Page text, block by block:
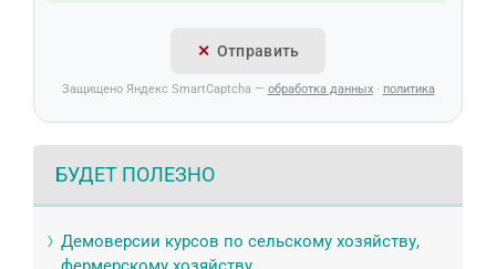
Отправить
Защищено Яндекс SmartCaptcha — обработка данных· политика
БУДЕТ ПОЛЕЗНО
Демоверсии курсов по сельскому хозяйству,